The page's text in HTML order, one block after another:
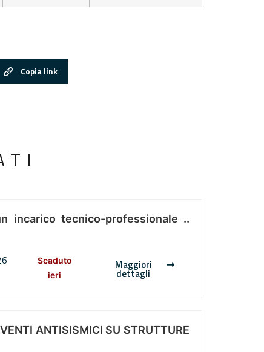
Copia link
incarico tecnico-professionale ..
Scaduto
ieri
Maggiori
dettagli
ANTISISMICI SU STRUTTURE